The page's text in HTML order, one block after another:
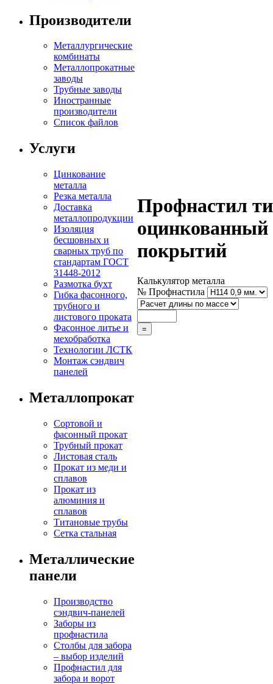
Производители
Металлургические
комбинаты
Металлопрокатные
заводы
Трубные заводы
Иностранные
производители
Список файлов
Услуги
Цинкование
металла
Резка металла
Доставка
металлопродукции
Изоляция
бесшовных и
сварных труб по
стандартам ГОСТ
31448-2012
Размотка бухт
Гибка фасонного,
трубного и
листового проката
Фасонное литье и
мехобработка
Технологии ЛСТК
Монтаж сэндвич
панелей
Металлопрокат
Сортовой и
фасонный прокат
Трубный прокат
Листовая сталь
Прокат из меди и
сплавов
Прокат из
алюминия и
сплавов
Титановые трубы
Сетка стальная
Металлические
панели
Производство
сэндвич-панелей
Заборы из
профнастила
Столбы для забора
– выбор изделий
Профнастил для
забора и ворот
Профнастил
оцинкованный
покрытий
Калькулятор металла
№ Профнастила